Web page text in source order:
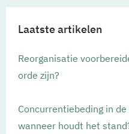
Laatste artikelen
Reorganisatie
orde zijn?
Concurrentiebeding in
wanneer houdt het